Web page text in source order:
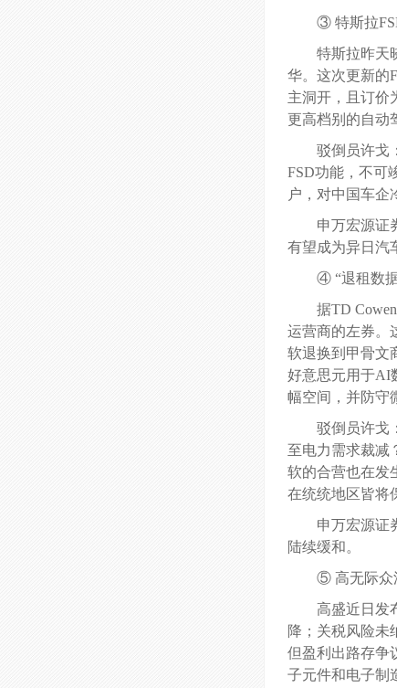
③ 特斯拉
特斯拉昨天
华。这次更新的
主洞开，且订价
更高档别的自动
驳倒员许戈
FSD功能，不可
户，对中国车企
申万宏源证
有望成为异日汽
④ “退租数
据TD
运营商的左券。
软退换到甲骨文
好意思元用于AI
幅空间，并防守
驳倒员许戈
至电力需求裁减
软的合营也在发
在统统地区皆将
申万宏源证
陆续缓和。
⑤ 高无际众
高盛近日发
降；关税风险未
但盈利出路存争
子元件和电子制